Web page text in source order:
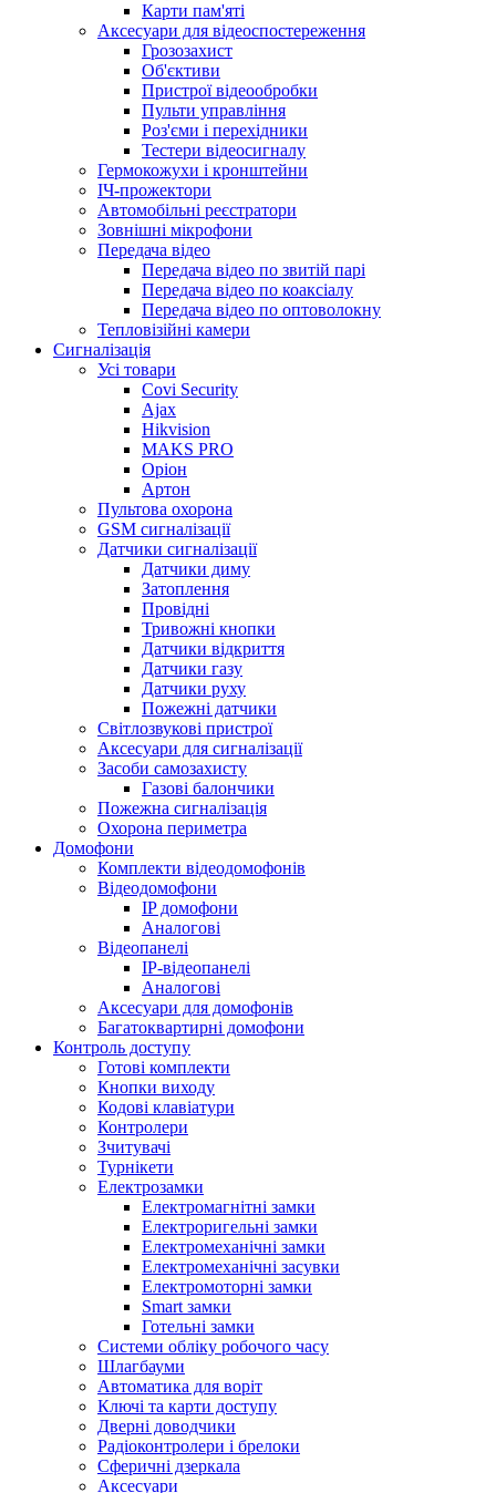
Карти пам'яті
Аксесуари для відеоспостереження
Грозозахист
Об'єктиви
Пристрої відеообробки
Пульти управління
Роз'єми і перехідники
Тестери відеосигналу
Гермокожухи і кронштейни
ІЧ-прожектори
Автомобільні реєстратори
Зовнішні мікрофони
Передача відео
Передача відео по звитій парі
Передача відео по коаксіалу
Передача відео по оптоволокну
Тепловізійні камери
Cигналізація
Усі товари
Covi Security
Ajax
Hikvision
MAKS PRO
Оріон
Артон
Пультова охорона
GSM сигналізації
Датчики сигналізації
Датчики диму
Затоплення
Провідні
Тривожні кнопки
Датчики відкриття
Датчики газу
Датчики руху
Пожежні датчики
Світлозвукові пристрої
Аксесуари для сигналізації
Засоби самозахисту
Газові балончики
Пожежна сигналізація
Охорона периметра
Домофони
Комплекти відеодомофонів
Відеодомофони
IP домофони
Аналогові
Відеопанелі
IP-відеопанелі
Аналогові
Аксесуари для домофонів
Багатоквартирні домофони
Контроль доступу
Готові комплекти
Кнопки виходу
Кодові клавіатури
Контролери
Зчитувачі
Турнікети
Електрозамки
Електромагнітні замки
Електроригельні замки
Електромеханічні замки
Електромеханічні засувки
Електромоторні замки
Smart замки
Готельні замки
Системи обліку робочого часу
Шлагбауми
Автоматика для воріт
Ключі та карти доступу
Дверні доводчики
Радіоконтролери і брелоки
Сферичні дзеркала
Аксесуари